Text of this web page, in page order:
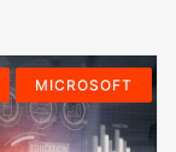
MICROSOFT